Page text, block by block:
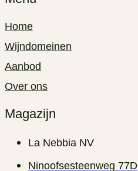
Home
Wijndomeinen
Aanbod
Over ons
Magazijn
La Nebbia NV
Ninoofsesteenweg 77D